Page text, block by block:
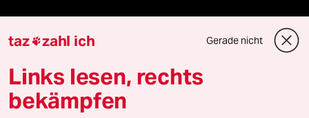
Verlag
taz zahl ich Gerade nicht
Links lesen, rechts
bekämpfen